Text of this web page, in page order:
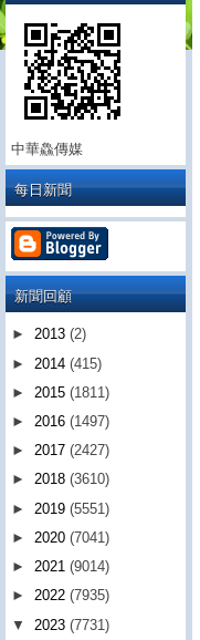
中華鱻傳媒
每日新聞
新聞回顧
► 2013 (2)
► 2014 (415)
► 2015 (1811)
► 2016 (1497)
► 2017 (2427)
► 2018 (3610)
► 2019 (5551)
► 2020 (7041)
► 2021 (9014)
► 2022 (7935)
▼ 2023 (7731)